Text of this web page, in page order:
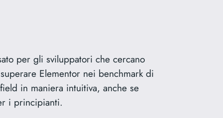
per gli sviluppatori che cercano
Elementor nei benchmark di
in maniera intuitiva, anche se
i principianti.